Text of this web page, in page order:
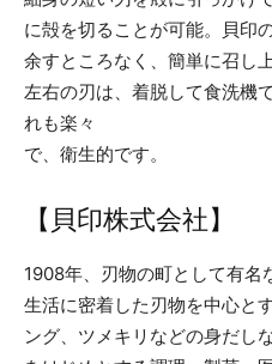
に殻を切ることが可能。貝印
余すところなく、簡単に召し
左右の刃は、着脱して食洗機
れも楽々
で、衛生的です。
【貝印株式会社】
1908年、刃物の町として有名
生活に密着した刃物を中心と
ング、ツメキリなどの身だし